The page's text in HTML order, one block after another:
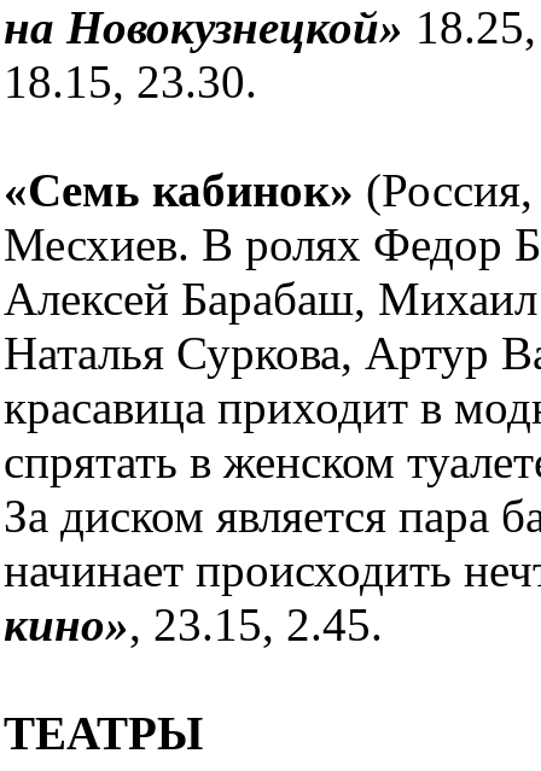
на Новокузнецкой»
18.15, 23.30.
«Семь кабинок»
Месхиев. В ролях Федор
Алексей Барабаш,
Наталья Суркова, Артур
красавица приходит в
спрятать в женском
За диском является пара
начинает происходить
кино», 23.15, 2.45.
ТЕАТРЫ